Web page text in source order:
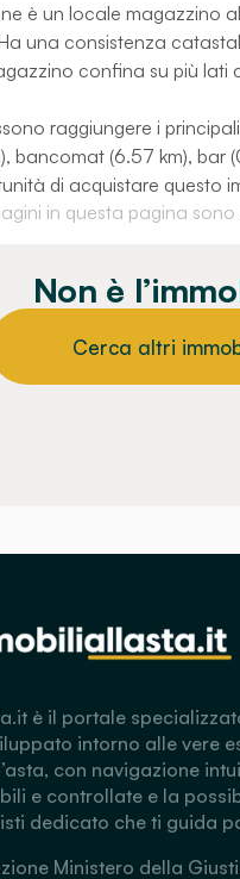
è un locale magazzino
una consistenza
confina su più
raggiungere i
bancomat (6.57 km), bar
di acquistare questo
in questa pagina
Non è
Cerca altri
è il portale
intorno alle vere
con navigazione
e controllate e la
dedicato che ti guida
Ministero della